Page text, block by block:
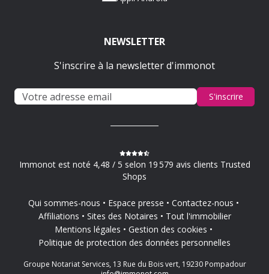
NEWSLETTER
S'inscrire à la newsletter d'immonot
S'inscrire
Immonot est noté 4,48 / 5 selon 19 579 avis clients Trusted
Shops
Qui sommes-nous Espace presse
Contactez-nous
Affiliations
Sites des Notaires
Tout l'immobilier
Mentions légales
Gestion des cookies
Politique de protection des données personnelles
Groupe Notariat Services, 13 Rue du Bois vert, 19230 Pompadour